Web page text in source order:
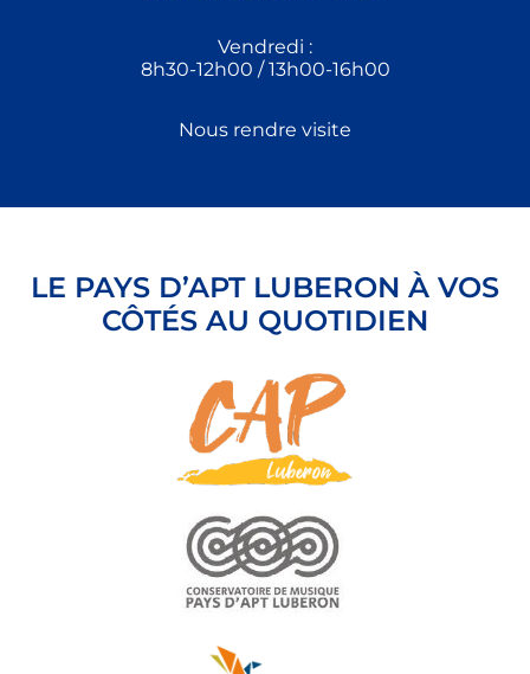
Vendredi :
8h30-12h00 / 13h00-16h00
Nous rendre visite
LE PAYS D’APT LUBERON À VOS
CÔTÉS AU QUOTIDIEN